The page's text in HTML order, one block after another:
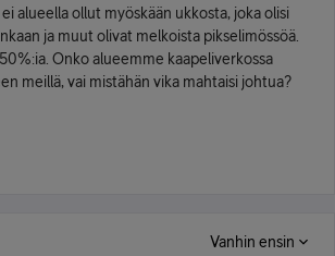
alueella ollut myöskään ukkosta, joka olisi
ja muut olivat melkoista pikselimössöä.
Onko alueemme kaapeliverkossa
meillä, vai mistähän vika mahtaisi johtua?
Vanhin ensin